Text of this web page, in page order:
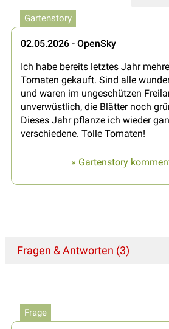
Gartenstory
02.05.2026 - OpenSky
Ich habe bereits letztes Jahr
Tomaten gekauft. Sind alle
und waren im ungeschützen
unverwüstlich, die Blätter noch
Dieses Jahr pflanze ich wieder
verschiedene. Tolle Tomaten!
» Gartenstory
Fragen & Antworten (3)
Frage